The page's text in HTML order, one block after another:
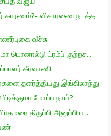
விசாரணை நடத்த
வீச்சு
டொனால்டு ட்ரம்ப் குற்றச...
கீரவாணி
தளர்த்தியது இங்கிலாந்து
மோப்ப நாய்?
திருப்பி அனுப்பிய ...